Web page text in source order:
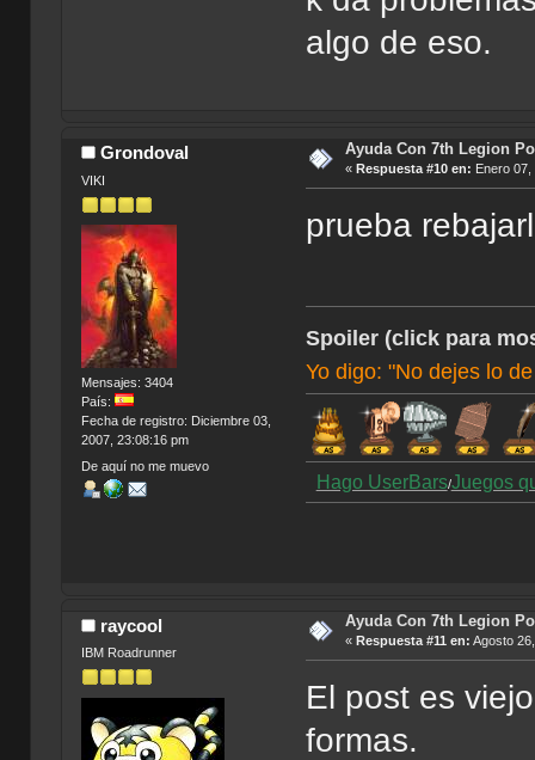
algo de eso.
Grondoval
VIKI
Mensajes: 3404
País:
Fecha de registro: Diciembre 03,
2007, 23:08:16 pm
De aquí no me muevo
Ayuda Con 7th Legion
« Respuesta #10 en: Enero
prueba
Spoiler (click para
Yo digo: "No dejes lo
Hago UserBars/Juegos
raycool
IBM Roadrunner
Ayuda Con 7th Legion
« Respuesta #11 en: Agosto
El post es
formas.